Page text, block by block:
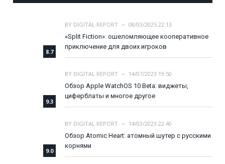
8.7
BY DIGITAL REPORT
08/03/2025 22:13
«Split Fiction»: ошеломляющее кооперативное
приключение для двоих игроков
9.3
BY DIGITAL REPORT
14/07/2023 19:50
Обзор Apple WatchOS 10 Beta: виджеты,
циферблаты и многое другое
9.0
BY DIGITAL REPORT
14/03/2023 22:40
Обзор Atomic Heart: атомный шутер с русскими
корнями